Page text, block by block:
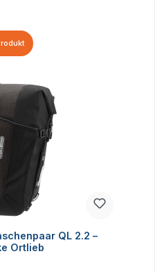
QL 2.2 –
Ortlieb